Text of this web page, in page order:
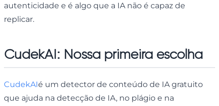
autenticidade e é algo que a IA não é capaz de
replicar.
CudekAI: Nossa primeira escolha
CudekAIé um detector de conteúdo de IA gratuito
que ajuda na detecção de IA, no plágio e na